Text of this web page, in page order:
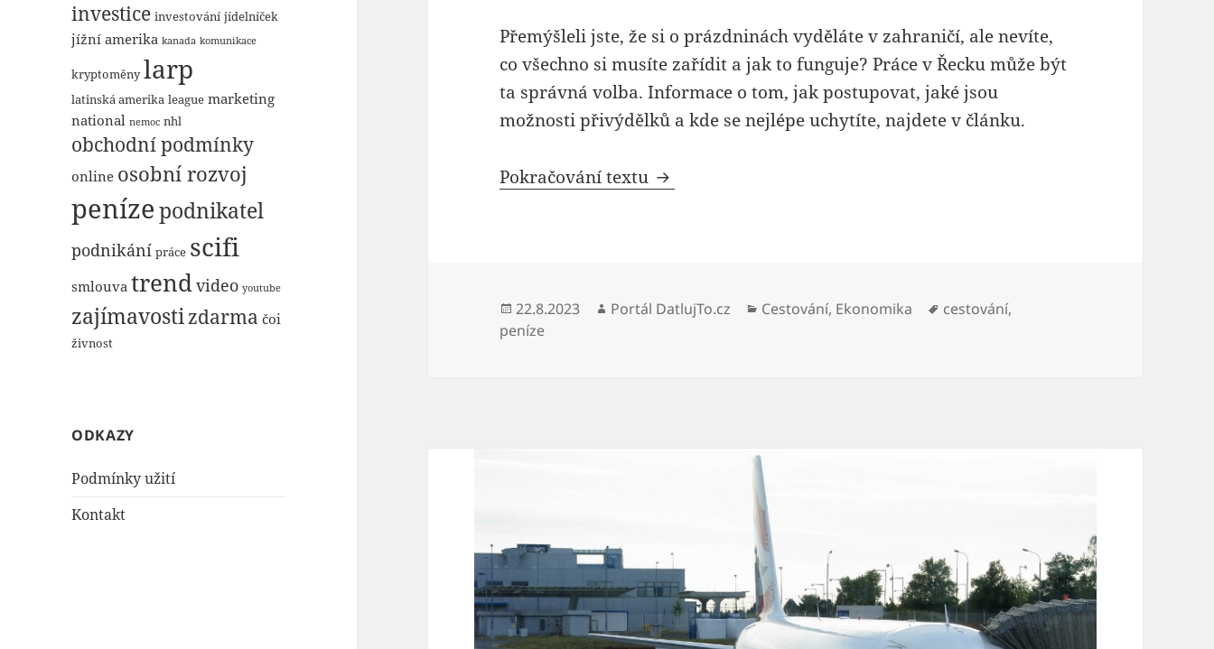
investice investování jídelníček
jížní amerika kanada komunikace
kryptoměny larp
latinská amerika league marketing
national nemoc nhl
obchodní podmínky
online osobní rozvoj
penízepodnikatel
podnikání práce scifi
smlouva trendvideo youtube
zajímavostizdarma čoi
živnost
ODKAZY
Podmínky užití
Kontakt
Přemýšleli jste, že si o prázdninách vyděláte v zahraničí, ale nevíte,
co všechno si musíte zařídit a jak to funguje? Práce v Řecku může být
ta správná volba. Informace o tom, jak postupovat, jaké jsou
možnosti přivýdělků a kde se nejlépe uchytíte, najdete v článku.
Pokračování textu Práce v Řecku
Publikováno:
22.8.2023 Autor:
Portál DatlujTo.cz Rubriky:
Cestování, Ekonomika Štítky:
cestování,
peníze